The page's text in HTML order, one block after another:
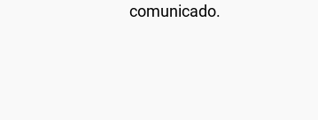
comunicado.